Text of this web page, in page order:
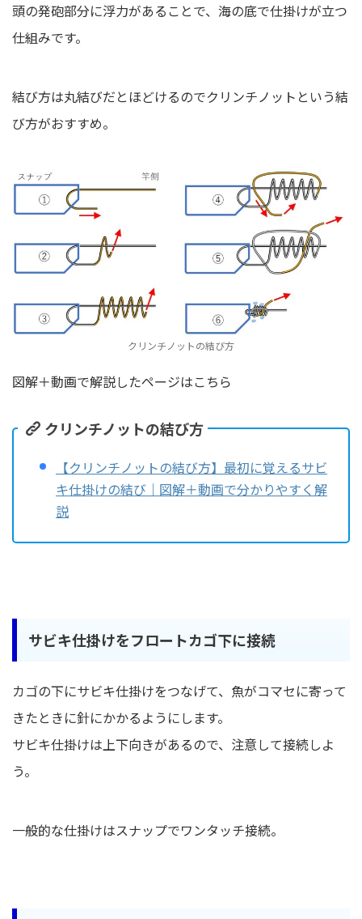
頭の発砲部分に浮力があることで、海の底で仕掛けが立つ
仕組みです。
結び方は丸結びだとほどけるのでクリンチノットという結
び方がおすすめ。
クリンチノットの結び方
図解＋動画で解説したページはこちら
クリンチノットの結び方
【クリンチノットの結び方】最初に覚えるサビ
キ仕掛けの結び｜図解＋動画で分かりやすく解
説
サビキ仕掛けをフロートカゴ下に接続
カゴの下にサビキ仕掛けをつなげて、魚がコマセに寄って
きたときに針にかかるようにします。
サビキ仕掛けは上下向きがあるので、注意して接続しよ
う。
一般的な仕掛けはスナップでワンタッチ接続。